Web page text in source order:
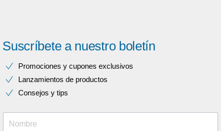
Suscríbete a nuestro boletín
Promociones y cupones exclusivos
Lanzamientos de productos
Consejos y tips
Nombre